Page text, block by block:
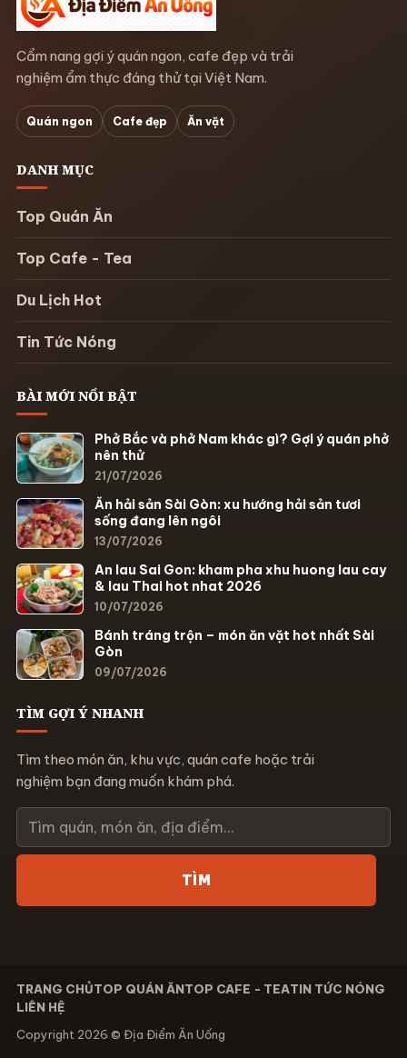
Cẩm nang gợi ý quán ngon, cafe đẹp và trải
nghiệm ẩm thực đáng thử tại Việt Nam.
Quán ngon Cafe đẹp Ăn vặt
DANH MỤC
Top Quán Ăn
Top Cafe - Tea
Du Lịch Hot
Tin Tức Nóng
BÀI MỚI NỔI BẬT
Phở Bắc và phở Nam khác gì? Gợi ý quán phở
nên thử
21/07/2026
Ăn hải sản Sài Gòn: xu hướng hải sản tươi
sống đang lên ngôi
13/07/2026
An lau Sai Gon: kham pha xhu huong lau cay
& lau Thai hot nhat 2026
10/07/2026
Bánh tráng trộn – món ăn vặt hot nhất Sài
Gòn
09/07/2026
TÌM GỢI Ý NHANH
Tìm theo món ăn, khu vực, quán cafe hoặc trải
nghiệm bạn đang muốn khám phá.
Tìm
kiếm
TÌM
TRANG CHỦTOP QUÁN ĂNTOP CAFE - TEATIN TỨC NÓNG
LIÊN HỆ
Copyright 2026 © Địa Điểm Ăn Uống